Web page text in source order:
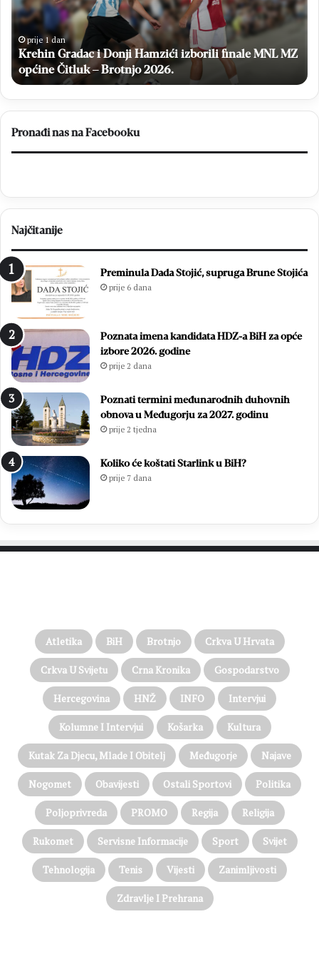
izborili
finale
MNL
MZ
općine
Čitluk
–
Brotnjo
2026.
prije 1 dan
Krehin Gradac i Donji Hamzići izborili finale MNL MZ
općine Čitluk – Brotnjo 2026.
Pronađi nas na Facebooku
Najčitanije
Preminula Dada Stojić, supruga Brune Stojića
prije 6 dana
Poznata imena kandidata HDZ-a BiH za opće
izbore 2026. godine
prije 2 dana
Poznati termini međunarodnih duhovnih
obnova u Međugorju za 2027. godinu
prije 2 tjedna
Koliko će koštati Starlink u BiH?
prije 7 dana
Atletika BiH Brotnjo Crkva U Hrvata
Crkva U Svijetu Crna Kronika Gospodarstvo
Hercegovina HNŽ INFO Intervjui
Kolumne I Intervjui Košarka Kultura
Kutak Za Djecu, Mlade I Obitelj Međugorje Najave
Nogomet Obavijesti Ostali Sportovi Politika
Poljoprivreda PROMO Regija Religija
Rukomet Servisne Informacije Sport Svijet
Tehnologija Tenis Vijesti Zanimljivosti
Zdravlje I Prehrana